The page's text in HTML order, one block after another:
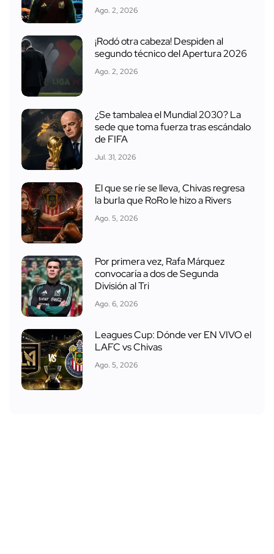
Ago. 2, 2026
¡Rodó otra cabeza! Despiden al
segundo técnico del Apertura 2026
Ago. 2, 2026
¿Se tambalea el Mundial 2030? La
sede que toma fuerza tras escándalo
de FIFA
Jul. 31, 2026
El que se ríe se lleva, Chivas regresa
la burla que RoRo le hizo a Rivers
Ago. 5, 2026
Por primera vez, Rafa Márquez
convocaría a dos de Segunda
División al Tri
Ago. 6, 2026
Leagues Cup: Dónde ver EN VIVO el
LAFC vs Chivas
Ago. 5, 2026